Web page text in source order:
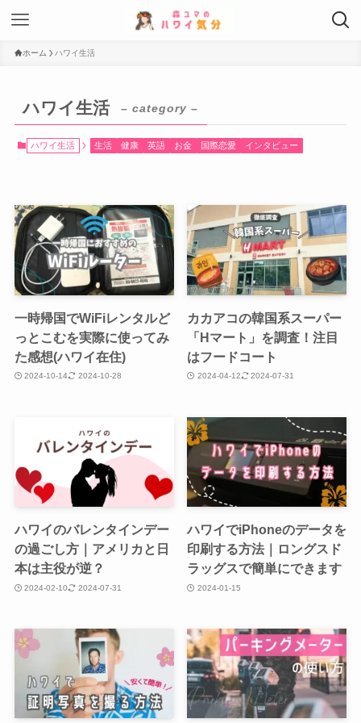
ホーム ハワイ生活
ハワイ生活 – category –
ハワイ生活 生活 健康 英語 お金 国際恋愛 インタビュー
一時帰国でWiFiレンタルど
っとこむを実際に使ってみ
た感想(ハワイ在住)
2024-10-14 2024-10-28
カカアコの韓国系スーパー
「Hマート」を調査！注目
はフードコート
2024-04-12 2024-07-31
ハワイのバレンタインデー
の過ごし方｜アメリカと日
本は主役が逆？
2024-02-10 2024-07-31
ハワイでiPhoneのデータを
印刷する方法｜ロングスド
ラッグスで簡単にできます
2024-01-15